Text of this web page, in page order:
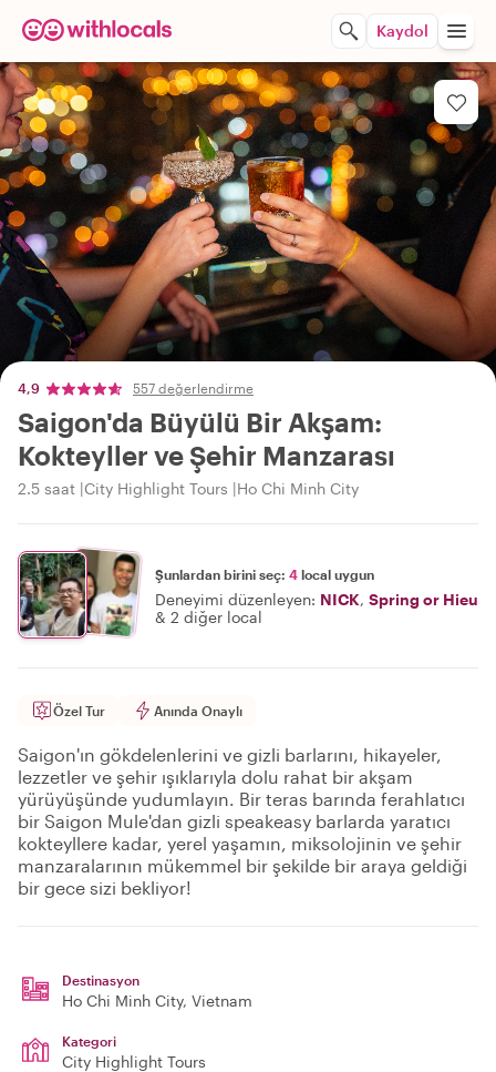
Kaydol
4,9 557 değerlendirme
Saigon'da Büyülü Bir Akşam:
Kokteyller ve Şehir Manzarası
2.5 saat City Highlight Tours Ho Chi Minh City
Şunlardan birini seç: 4 local uygun
Deneyimi düzenleyen: NICK, Spring or Hieu
& 2 diğer local
Özel Tur Anında Onaylı
Saigon'ın gökdelenlerini ve gizli barlarını, hikayeler,
lezzetler ve şehir ışıklarıyla dolu rahat bir akşam
yürüyüşünde yudumlayın. Bir teras barında ferahlatıcı
bir Saigon Mule'dan gizli speakeasy barlarda yaratıcı
kokteyllere kadar, yerel yaşamın, miksolojinin ve şehir
manzaralarının mükemmel bir şekilde bir araya geldiği
bir gece sizi bekliyor!
Destinasyon
Ho Chi Minh City, Vietnam
Kategori
City Highlight Tours